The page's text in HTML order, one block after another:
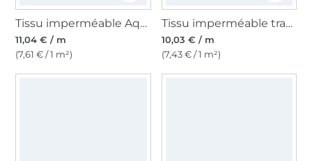
Tissu imperméable Aqua Protect, bleu royal
11,04 € / m
(7,61 € / 1 m²)
Tissu imperméable transparent
10,03 € / m
(7,43 € / 1 m²)